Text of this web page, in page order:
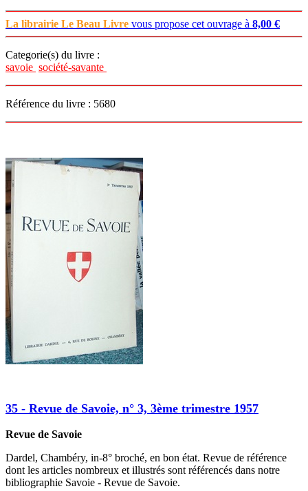
La librairie Le Beau Livre vous propose cet ouvrage à 8,00 €
Categorie(s) du livre :
savoie société-savante
Référence du livre : 5680
35 - Revue de Savoie, n° 3, 3ème trimestre 1957
Revue de Savoie
Dardel, Chambéry, in-8° broché, en bon état. Revue de référence
dont les articles nombreux et illustrés sont référencés dans notre
bibliographie Savoie - Revue de Savoie.